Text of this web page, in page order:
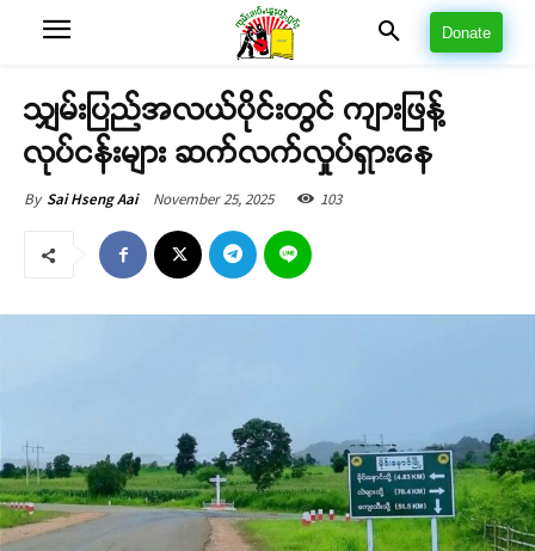
Donate
သျှမ်းပြည်အလယ်ပိုင်းတွင် ကျားဖြန့်
လုပ်ငန်းများ ဆက်လက်လှုပ်ရှားနေ
By Sai Hseng Aai November 25, 2025 103